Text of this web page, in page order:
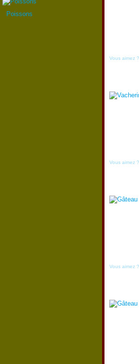
Poissons
Vous aimez ?
Vous aimez ?
Vous aimez ?